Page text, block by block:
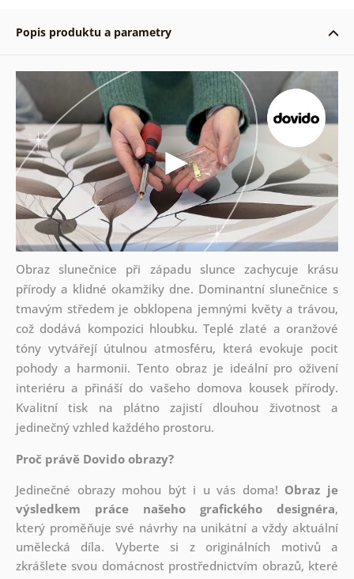
Popis produktu a parametry
Obraz slunečnice při západu slunce zachycuje krásu
přírody a klidné okamžiky dne. Dominantní slunečnice s
tmavým středem je obklopena jemnými květy a trávou,
což dodává kompozici hloubku. Teplé zlaté a oranžové
tóny vytvářejí útulnou atmosféru, která evokuje pocit
pohody a harmonii. Tento obraz je ideální pro oživení
interiéru a přináší do vašeho domova kousek přírody.
Kvalitní tisk na plátno zajistí dlouhou životnost a
jedinečný vzhled každého prostoru.
Proč právě Dovido obrazy?
Jedinečné obrazy mohou být i u vás doma! Obraz je
výsledkem práce našeho grafického designéra,
který proměňuje své návrhy na unikátní a vždy aktuální
umělecká díla. Vyberte si z originálních motivů a
zkrášlete svou domácnost prostřednictvím obrazů, které